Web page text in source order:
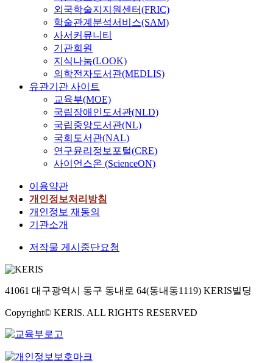
외국학술지지원센터(FRIC)
학술관계분석서비스(SAM)
사서커뮤니티
기관회원
지식나눔(LOOK)
의학전자도서관(MEDLIS)
유관기관 사이트
교육부(MOE)
국립장애인도서관(NLD)
국립중앙도서관(NL)
국회도서관(NAL)
연구윤리정보포털(CRE)
사이언스온 (ScienceON)
이용약관
개인정보처리방침
개인정보 재동의
기관소개
저작물 게시중단요청
41061 대구광역시 동구 동내로 64(동내동1119) KERIS빌딩
Copyright© KERIS. ALL RIGHTS RESERVED